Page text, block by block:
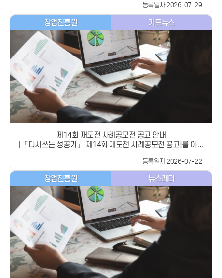
‘모두의 창업 글로벌 프로젝트’ 발표✅ 1,000억 원 규모의 ‘K-
Founder 펀드’ 출범중소벤처기업부(장관 직무대행 제1차관 노
용석, 이하 중기부)는 현지 시각 7월 24일(금),스타트업·벤처 캠
퍼스(SVC) 실리콘밸리에서 해외에서 활동하는 한인 창업가 간
교류를 촉진하고, 글로벌 창업 생태계와의연결을 강화하기 위
해 「K-파운더스 커넥트 인 실리콘밸리(K-Founders Connect
in Silicon Valley)」를 개최했습니다.------------------------
---------------------------------------------------------
---------------------------------------------------------
------​▪ K-Founders Connect in Silicon Valley 개요 ▪▪ (일시/
장소) &#39;26.7.24.(금) 13:30~15:00 (현지 시각) / 스타트
업·벤처 캠퍼스 실리콘밸리▪ (참석기관)중기부 제1차관, 창업진
흥원, KVIC, 스타트업, K-Founder 펀드 운용사, 재외국민, 현
지 유학생, 한인 VC 등 70여 명▪ (주요내용) 모두의 창업 글로벌
프로젝트‘ 계획 발표, K-Founder 펀드 출범식, 한인 선배 창업
가의 진출 경험 공유, 질의응답 등---------------------------
---------------------------------------------------------
---------------------------------------------------------
---이번 행사는 노용석 중기부 제1차관을 비롯하여 스타트업,
재외국민, 유학생, 한인 VC, 창업지원기관 관계자 등 70여 명이
참석할 예정입니다. 본 행사에서 &#xff62;모두의 창업 글로벌
프로젝트&#xff63;를 공식 발표하고 ‘K-Founder 펀드*’ 출범
식을 함께 진행합니다. 이후에는 링글의 이승훈 대표**가 예비
창업가들을 대상으로 자신의 해외진출 경험을 공유합니다.​* (펀
드명) ASQ Pioneer 펀드(운용사 : Valon Capital)** 원어민 튜
터 1:1 맞춤 화상영어 서비스를 제공하는 링글의 공동창업자로,
2019년부터 실리콘밸리에 해외지사를 설립해 활동중인 베테랑
창업가「모두의 창업 글로벌 프로젝트」발표「모두의 창업 글
로벌 프로젝트」는 창업 지원 대상을 재외국민과 유학생까지
등록일자 2026-07-29
창업진흥원 카드뉴스
제14회 재도전 사례공모전 공고 안내
[「다시쓰는 성공기」 제14회 재도전 사례공모전 공고]를 아래
대상 폐업이력이 있는 재창업기업의 대표 공모내용 창업 실패
후 재도전하여 기업경영(조직관리, 자금조달, 마케팅,
R&amp;D 등)의 어려움을 극복한 수기 시상규모 상장 총 5점,
상금 총 1,100만원 및 도전응원금 ※ 세부 신청 자격 및 일정 등
은 공고문 참조 접수기간 2026. 7.21.(화)~8.20.(목), 16시까
지 신청방법 K-Startup(http://k-startup.go.kr)을 통한 온라
인 신청 문의처 (신청 및 접수 시스템 문의) 국번없이 1357 (공
모전 문의) 창업진흥원 044-410-1983, 1985 모집공고 바로
가기
등록일자 2026-07-22
창업진흥원 뉴스레터